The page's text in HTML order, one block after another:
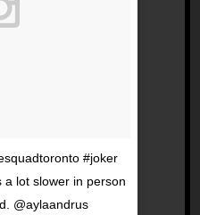
#joker
lot slower in person
@aylaandrus